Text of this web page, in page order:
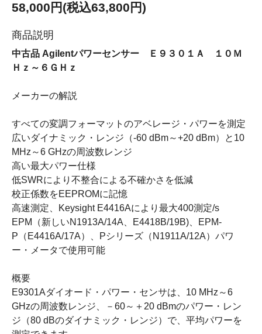
58,000円(税込63,800円)
商品説明
中古品 Agilentパワーセンサー Ｅ９３０１Ａ １０Ｍ
Ｈｚ～６ＧＨｚ
メーカーの解説
すべての変調フォーマットのアベレージ・パワーを測定
広いダイナミック・レンジ（-60 dBm～+20 dBm）と10
MHz～6 GHzの周波数レンジ
高い最大パワー仕様
低SWRにより不整合による不確かさを低減
校正係数をEEPROMに記憶
高速測定、Keysight E4416Aにより最大400測定/s
EPM（新しいN1913A/14A、E4418B/19B)、EPM-
P（E4416A/17A）、Pシリーズ（N1911A/12A）パワ
ー・メータで使用可能
概要
E9301Aダイオード・パワー・センサは、10 MHz～6
GHzの周波数レンジ、－60～＋20 dBmのパワー・レン
ジ（80 dBのダイナミック・レンジ）で、平均パワーを